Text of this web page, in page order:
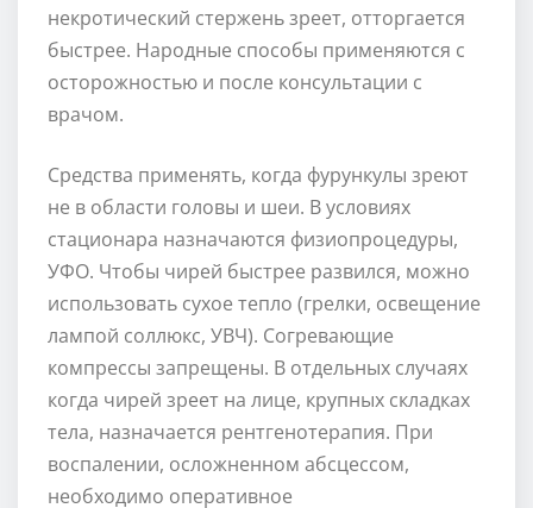
некротический стержень зреет, отторгается
быстрее. Народные способы применяются с
осторожностью и после консультации с
врачом.
Средства применять, когда фурункулы зреют
не в области головы и шеи. В условиях
стационара назначаются физиопроцедуры,
УФО. Чтобы чирей быстрее развился, можно
использовать сухое тепло (грелки, освещение
лампой соллюкс, УВЧ). Согревающие
компрессы запрещены. В отдельных случаях
когда чирей зреет на лице, крупных складках
тела, назначается рентгенотерапия. При
воспалении, осложненном абсцессом,
необходимо оперативное